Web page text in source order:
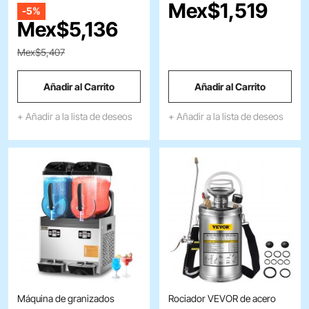
manual de 110 V con motor de
cobre, kit portátil con estuche
de transporte.
-5%
Mex$5,136
Mex$5,407
Añadir al Carrito
+ Añadir a la lista de deseos
manual con manómetro,
válvula de seguridad y
jardinería y desinfección.
Mex$1,519
Añadir al Carrito
+ Añadir a la lista de deseos
Máquina de granizados
Rociador VEVOR de acero